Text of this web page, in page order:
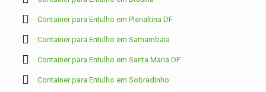
Container para Entulho em Planaltina DF
Container para Entulho em Samambaia
Container para Entulho em Santa Maria DF
Container para Entulho em Sobradinho